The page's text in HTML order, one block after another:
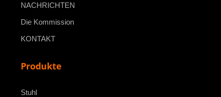
NACHRICHTEN
Die Kommission
KONTAKT
Produkte
Stuhl